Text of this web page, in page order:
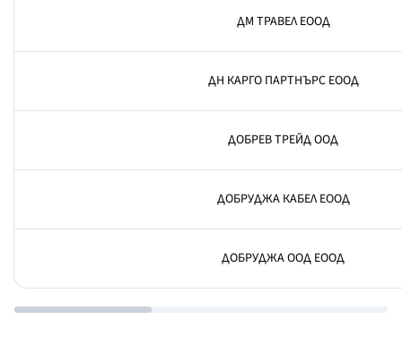
ДМ ТРАВЕЛ ЕООД
ДН КАРГО ПАРТНЪРС ЕООД
ДОБРЕВ ТРЕЙД ООД
ДОБРУДЖА КАБЕЛ ЕООД
ДОБРУДЖА ООД ЕООД